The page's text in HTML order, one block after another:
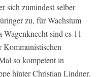
sich zumindest selber
zu, für Wachstum
sind es 11
Kommunistischen
so kompetent in
hinter Christian Lindner.